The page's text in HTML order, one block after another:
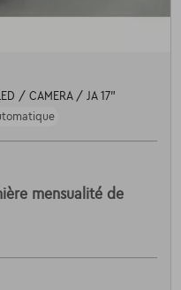
/ CAMERA / JA 17"
mensualité de